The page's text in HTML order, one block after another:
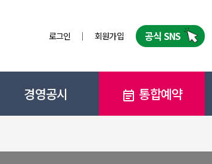
로그인 회원가입 공식 SNS
경영공시 통합예약